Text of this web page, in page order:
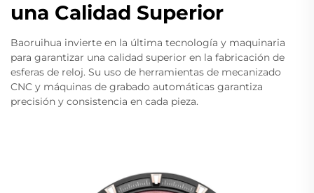
una Calidad Superior
Baoruihua invierte en la última tecnología y maquinaria
para garantizar una calidad superior en la fabricación de
esferas de reloj. Su uso de herramientas de mecanizado
CNC y máquinas de grabado automáticas garantiza
precisión y consistencia en cada pieza.